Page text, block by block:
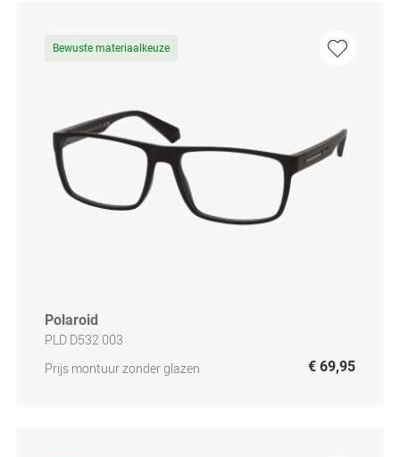
Bewuste materiaalkeuze
Polaroid
PLD D532 003
Prijs montuur zonder glazen
€ 69,95